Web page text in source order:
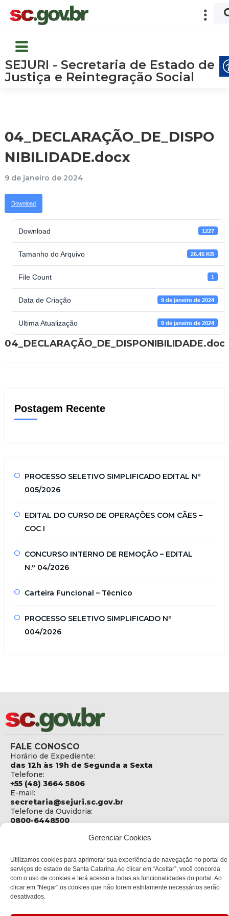
Gerenciar Cookies
Utilizamos cookies para aprimorar sua experiência de navegação no portal de
serviços do estado de Santa Catarina. Ao clicar em “Aceitar”, você concorda
com o uso de cookies e terá acesso a todas as funcionalidades do portal. Ao
clicar em "Negar" os cookies que não forem estritamente necessários serão
desativados.
SEJURI - Secretaria de Estado de
Justiça e Reintegração Social
04_DECLARAÇÃO_DE_DISPO
NIBILIDADE.docx
9 de janeiro de 2024
Download
Download 1227
Tamanho do Arquivo 26.45 KB
File Count 1
Data de Criação 9 de janeiro de 2024
Ultima Atualização 9 de janeiro de 2024
Postagem Recente
PROCESSO SELETIVO SIMPLIFICADO EDITAL Nº
005/2026
EDITAL DO CURSO DE OPERAÇÕES COM CÃES –
COC I
CONCURSO INTERNO DE REMOÇÃO – EDITAL
N.º 04/2026
Carteira Funcional – Técnico
PROCESSO SELETIVO SIMPLIFICADO Nº
004/2026
FALE CONOSCO
Horário de Expediente:
das 12h às 19h de Segunda a Sexta
Telefone:
+55 (48) 3664 5806
E-mail:
secretaria@sejuri.sc.gov.br
Telefone da Ouvidoria:
0800-6448500
Social
Rua Fúlvio Aducci, 1214 - Loja 06
Bairro:
Estreito - Florianópolis - SC
88075-000